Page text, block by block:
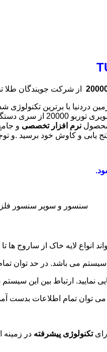
از شرکت جویندگان طلا
قوی ترین فلزیاب اسکنر زمین
در هیج کجای دنیا و در
محصول نرم افزار تخصصی و
گنج یابی و کاوش خود برسید .و
سنسور و سوپر سنسور
می باشد. در حد توان
توان تمام اطلاعات بدست
تکنولوژی پیشرفته در زمینه